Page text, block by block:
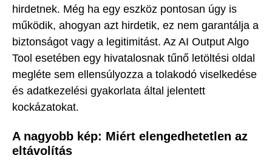
hirdetnek. Még ha egy eszköz pontosan úgy is
működik, ahogyan azt hirdetik, ez nem garantálja a
biztonságot vagy a legitimitást. Az AI Output Algo
Tool esetében egy hivatalosnak tűnő letöltési oldal
megléte sem ellensúlyozza a tolakodó viselkedése
és adatkezelési gyakorlata által jelentett
kockázatokat.
A nagyobb kép: Miért elengedhetetlen az
eltávolítás